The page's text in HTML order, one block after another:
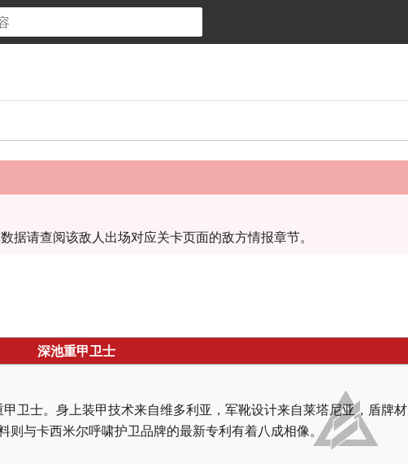
据请查阅该敌人出场对应关卡页面的敌方情报章节。
深池重甲卫士
卫士。身上装甲技术来自维多利亚，军靴设计来自莱塔尼亚，盾牌材
则与卡西米尔呼啸护卫品牌的最新专利有着八成相像。